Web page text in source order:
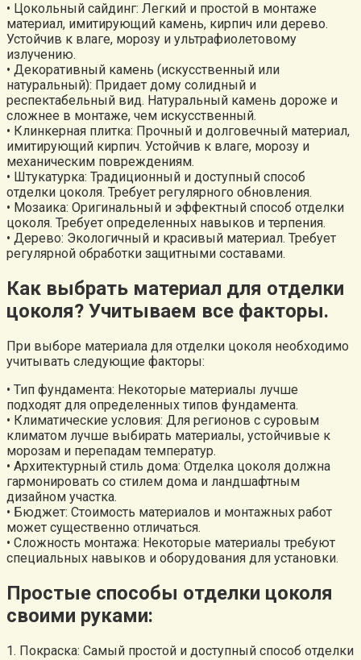
• Цокольный сайдинг: Легкий и простой в монтаже
материал, имитирующий камень, кирпич или дерево.
Устойчив к влаге, морозу и ультрафиолетовому
излучению.
• Декоративный камень (искусственный или
натуральный): Придает дому солидный и
респектабельный вид. Натуральный камень дороже и
сложнее в монтаже, чем искусственный.
• Клинкерная плитка: Прочный и долговечный материал,
имитирующий кирпич. Устойчив к влаге, морозу и
механическим повреждениям.
• Штукатурка: Традиционный и доступный способ
отделки цоколя. Требует регулярного обновления.
• Мозаика: Оригинальный и эффектный способ отделки
цоколя. Требует определенных навыков и терпения.
• Дерево: Экологичный и красивый материал. Требует
регулярной обработки защитными составами.
Как выбрать материал для отделки
цоколя? Учитываем все факторы.
При выборе материала для отделки цоколя необходимо
учитывать следующие факторы:
• Тип фундамента: Некоторые материалы лучше
подходят для определенных типов фундамента.
• Климатические условия: Для регионов с суровым
климатом лучше выбирать материалы, устойчивые к
морозам и перепадам температур.
• Архитектурный стиль дома: Отделка цоколя должна
гармонировать со стилем дома и ландшафтным
дизайном участка.
• Бюджет: Стоимость материалов и монтажных работ
может существенно отличаться.
• Сложность монтажа: Некоторые материалы требуют
специальных навыков и оборудования для установки.
Простые способы отделки цоколя
своими руками:
1. Покраска: Самый простой и доступный способ отделки